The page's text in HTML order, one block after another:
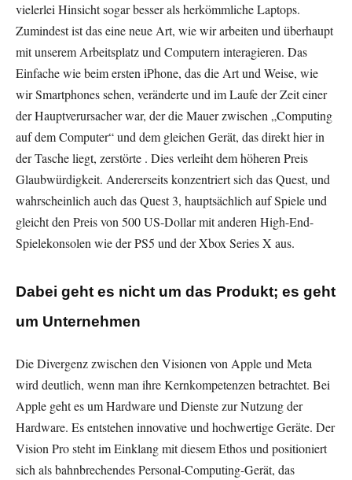
vielerlei Hinsicht sogar besser als herkömmliche Laptops.
Zumindest ist das eine neue Art, wie wir arbeiten und überhaupt
mit unserem Arbeitsplatz und Computern interagieren. Das
Einfache wie beim ersten iPhone, das die Art und Weise, wie
wir Smartphones sehen, veränderte und im Laufe der Zeit einer
der Hauptverursacher war, der die Mauer zwischen „Computing
auf dem Computer“ und dem gleichen Gerät, das direkt hier in
der Tasche liegt, zerstörte . Dies verleiht dem höheren Preis
Glaubwürdigkeit. Andererseits konzentriert sich das Quest, und
wahrscheinlich auch das Quest 3, hauptsächlich auf Spiele und
gleicht den Preis von 500 US-Dollar mit anderen High-End-
Spielekonsolen wie der PS5 und der Xbox Series X aus.
Dabei geht es nicht um das Produkt; es geht
um Unternehmen
Die Divergenz zwischen den Visionen von Apple und Meta
wird deutlich, wenn man ihre Kernkompetenzen betrachtet. Bei
Apple geht es um Hardware und Dienste zur Nutzung der
Hardware. Es entstehen innovative und hochwertige Geräte. Der
Vision Pro steht im Einklang mit diesem Ethos und positioniert
sich als bahnbrechendes Personal-Computing-Gerät, das